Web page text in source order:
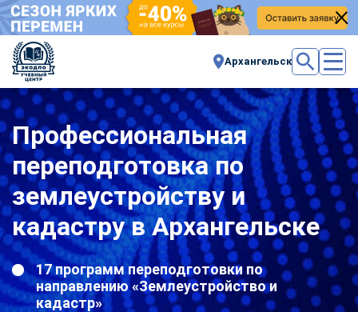
Архангельск
Профессиональная
переподготовка по
землеустройству и
кадастру в Архангельске
17 программ переподготовки по
направлению «Землеустройство и
кадастр»